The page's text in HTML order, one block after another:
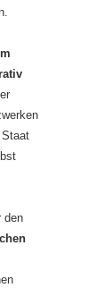
den